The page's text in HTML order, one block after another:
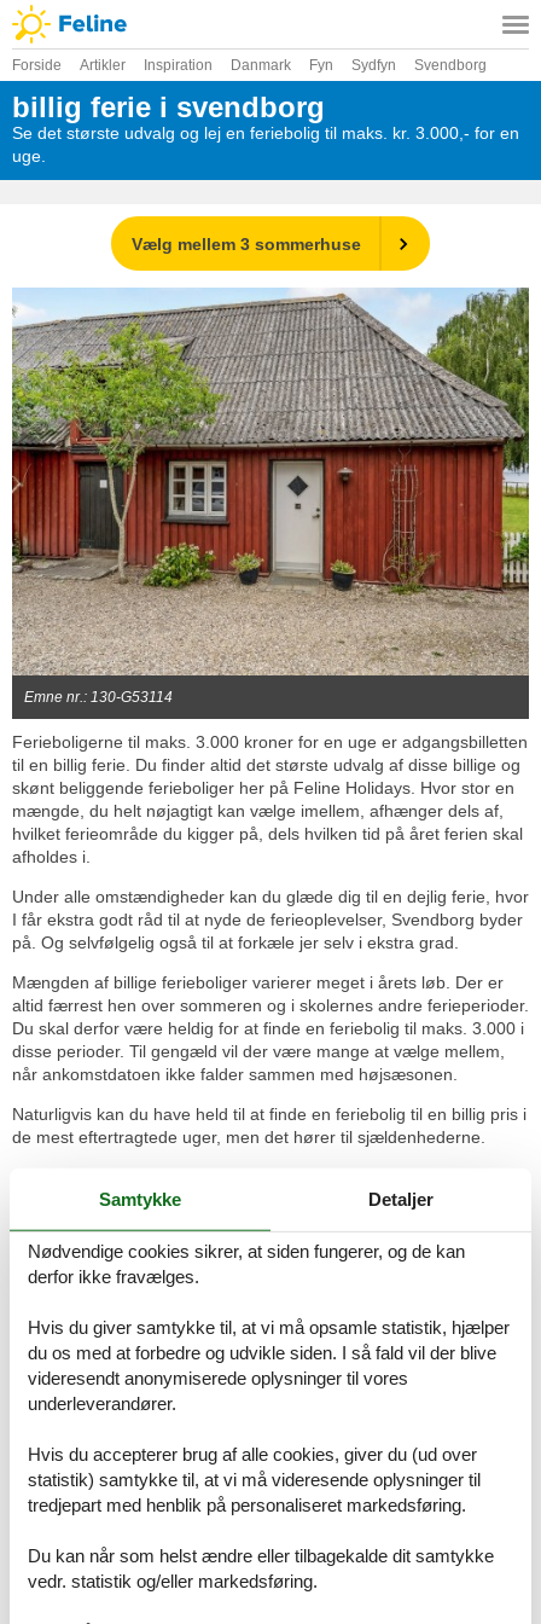
Forside Artikler Inspiration Danmark Fyn Sydfyn Svendborg
billig ferie i svendborg
Se det største udvalg og lej en feriebolig til maks. kr. 3.000,- for en
uge.
Vælg mellem 3 sommerhuse
Emne nr.: 130-G53114
Ferieboligerne til maks. 3.000 kroner for en uge er adgangsbilletten
til en billig ferie. Du finder altid det største udvalg af disse billige og
skønt beliggende ferieboliger her på Feline Holidays. Hvor stor en
mængde, du helt nøjagtigt kan vælge imellem, afhænger dels af,
hvilket ferieområde du kigger på, dels hvilken tid på året ferien skal
afholdes i.
Under alle omstændigheder kan du glæde dig til en dejlig ferie, hvor
I får ekstra godt råd til at nyde de ferieoplevelser, Svendborg byder
på. Og selvfølgelig også til at forkæle jer selv i ekstra grad.
Mængden af billige ferieboliger varierer meget i årets løb. Der er
altid færrest hen over sommeren og i skolernes andre ferieperioder.
Du skal derfor være heldig for at finde en feriebolig til maks. 3.000 i
disse perioder. Til gengæld vil der være mange at vælge mellem,
når ankomstdatoen ikke falder sammen med højsæsonen.
Naturligvis kan du have held til at finde en feriebolig til en billig pris i
de mest eftertragtede uger, men det hører til sjældenhederne.
betydning for, hvor mange billige ferieboliger der vil være til
områder hvor der er en høj andel af luksushuse), vil der være færre
ferieboliger, der kan bookes for maks. 3.000 kroner for en uge.
ville have mulighed for at vælge mellem flere billige ferieboliger,
råder vi til, at du udvider din søgning til et bredere geografisk
område.
afslapning uden praktiske gøremål, der forstyrrer hyggen. Det er
helt op til jer, hvordan I bruger tiden i den feriebolig, I bestemmer
jer for at leje. Der er helt sikkert masser af oplevelser, der venter på
Man siger, at godt begyndt er halvt fuldendt. Det passer meget godt
i forhold til, at din søgning efter billig ferie i svendborg har ført dig til
Samtykke Detaljer
Nødvendige cookies sikrer, at siden fungerer, og de kan
derfor ikke fravælges.
Hvis du giver samtykke til, at vi må opsamle statistik, hjælper
du os med at forbedre og udvikle siden. I så fald vil der blive
videresendt anonymiserede oplysninger til vores
underleverandører.
Hvis du accepterer brug af alle cookies, giver du (ud over
statistik) samtykke til, at vi må videresende oplysninger til
tredjepart med henblik på personaliseret markedsføring.
Du kan når som helst ændre eller tilbagekalde dit samtykke
vedr. statistik og/eller markedsføring.